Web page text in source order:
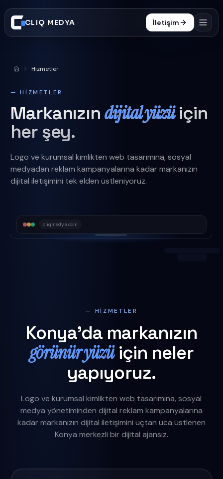
CLIQ MEDYA İletişim
İşler
Süreç
Blog
SSS
0332 606 25 47
AnasayfaHizmetler
— HIZMETLER
Markanızındijital yüzü için
her şey.
Logo ve kurumsal kimlikten web tasarımına, sosyal
medyadan reklam kampanyalarına kadar markanızın
dijital iletişimini tek elden üstleniyoruz.
cliqmedya.com
— HIZMETLER
Konya'da markanızın
görünür yüzü için neler
yapıyoruz.
Logo ve kurumsal kimlikten web tasarımına, sosyal
medya yönetiminden dijital reklam kampanyalarına
kadar markanızın dijital iletişimini uçtan uca üstlenen
Konya merkezli bir dijital ajansız.